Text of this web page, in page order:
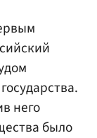
него
было